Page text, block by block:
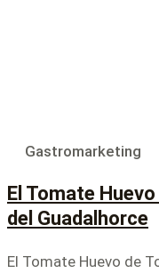
Gastromarketing
El Tomate
del Guadalhorce
El Tomate Huevo de